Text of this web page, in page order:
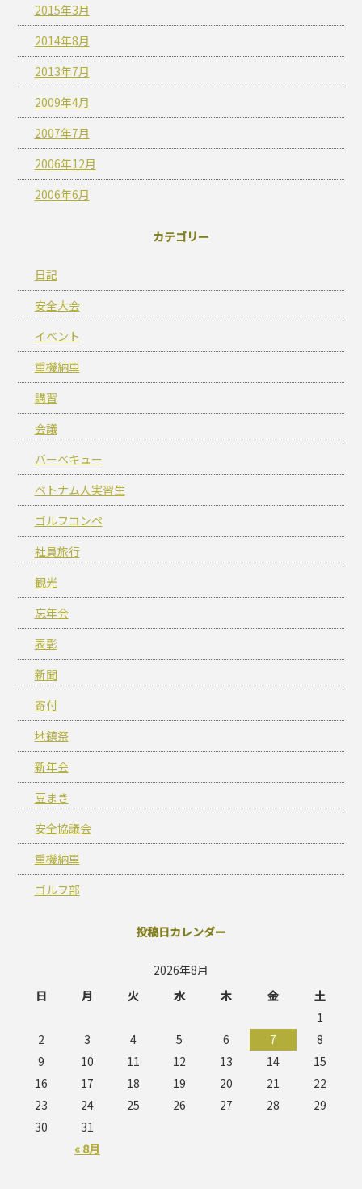
2015年3月
2014年8月
2013年7月
2009年4月
2007年7月
2006年12月
2006年6月
カテゴリー
日記
安全大会
イベント
重機納車
講習
会議
バーベキュー
ベトナム人実習生
ゴルフコンペ
社員旅行
観光
忘年会
表彰
新聞
寄付
地鎮祭
新年会
豆まき
安全協議会
重機納車
ゴルフ部
投稿日カレンダー
2026年8月
日
月 火 水 木 金 土
« 8月
1
2
3 4 5 6 7
8
9
10 11 12 13 14
15
16
17 18 19 20 21
22
23
24 25 26 27 28
29
30
31